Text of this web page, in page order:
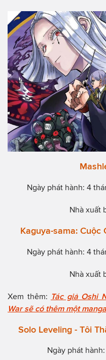
Ngày phát hành: 4
Nhà xuất
Kaguya-sama: Cuộc
Ngày phát hành: 4
Nhà xuất
Xem thêm: Tác giả Oshi
War sẽ có thêm một
Solo Leveling - Tôi
Ngày phát